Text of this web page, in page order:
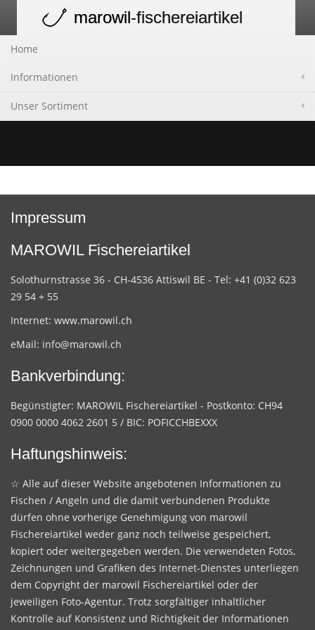
navigation
marowil-fischereiartikel
Home
Informationen
Unser Sortiment
Impressum
MAROWIL Fischereiartikel
Solothurnstrasse 36 - CH-4536 Attiswil BE - Tel: +41 (0)32 623
29 54 + 55
Internet: www.marowil.ch
eMail: info@marowil.ch
Bankverbindung:
Begünstigter: MAROWIL Fischereiartikel - Postkonto: CH94
0900 0000 4062 2601 5 / BIC: POFICCHBEXXX
Haftungshinweis:
☆ Alle auf dieser Website angebotenen Informationen zu
Fischen / Angeln und die damit verbundenen Produkte
dürfen ohne vorherige Genehmigung von marowil
Fischereiartikel weder ganz noch teilweise gespeichert,
kopiert oder weitergegeben werden. Die verwendeten Fotos,
Zeichnungen und Grafiken des Internet-Dienstes unterliegen
dem Copyright der marowil Fischereiartikel oder der
jeweiligen Foto-Agentur. Trotz sorgfältiger inhaltlicher
Kontrolle auf Konsistenz und Richtigkeit der Informationen